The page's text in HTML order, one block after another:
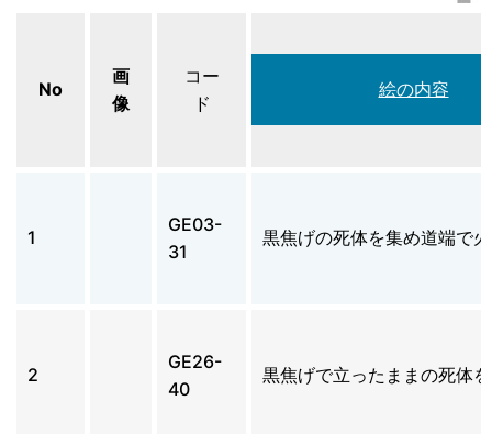
No
画
像
コー
ド
絵の内容
1
GE03-
31
黒焦げの死体を集め道端で
2
GE26-
40
黒焦げで立ったままの死体